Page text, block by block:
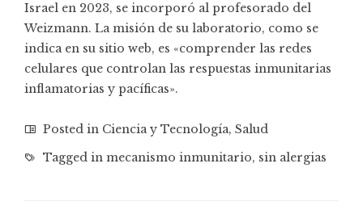
Israel en 2023, se incorporó al profesorado del
Weizmann. La misión de su laboratorio, como se
indica en su sitio web, es «comprender las redes
celulares que controlan las respuestas inmunitarias
inflamatorias y pacíficas».
Posted in Ciencia y Tecnología, Salud
Tagged in mecanismo inmunitario, sin alergias